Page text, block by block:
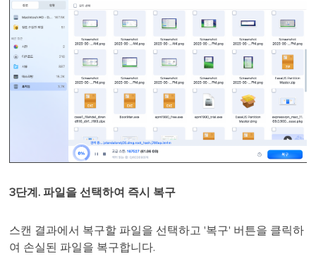
3단계. 파일을 선택하여 즉시 복구
스캔 결과에서 복구할 파일을 선택하고 '복구' 버튼을 클릭하
여 손실된 파일을 복구합니다.